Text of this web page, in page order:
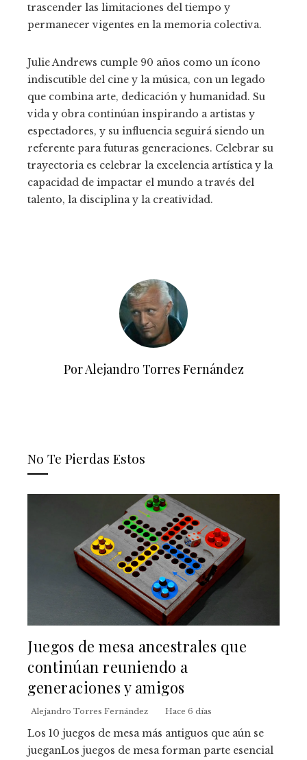
trascender las limitaciones del tiempo y
permanecer vigentes en la memoria colectiva.
Julie Andrews cumple 90 años como un ícono
indiscutible del cine y la música, con un legado
que combina arte, dedicación y humanidad. Su
vida y obra continúan inspirando a artistas y
espectadores, y su influencia seguirá siendo un
referente para futuras generaciones. Celebrar su
trayectoria es celebrar la excelencia artística y la
capacidad de impactar el mundo a través del
talento, la disciplina y la creatividad.
Por Alejandro Torres Fernández
No Te Pierdas Estos
Juegos de mesa ancestrales que
continúan reuniendo a
generaciones y amigos
Alejandro Torres Fernández Hace 6 días
Los 10 juegos de mesa más antiguos que aún se
jueganLos juegos de mesa forman parte esencial